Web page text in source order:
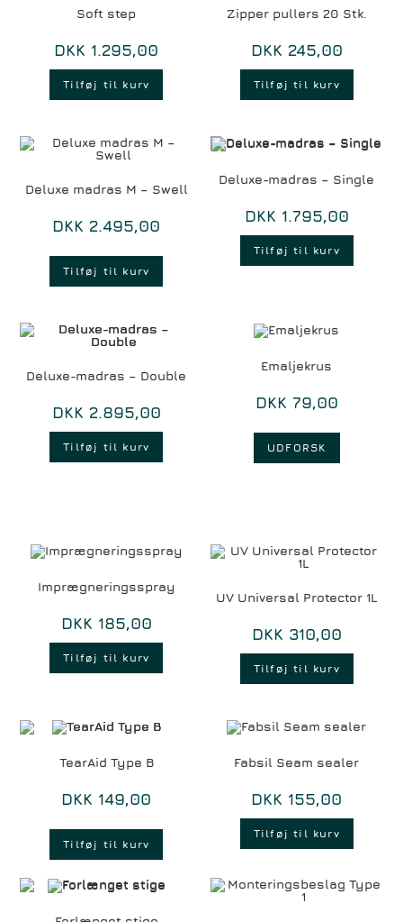
Soft step
DKK 1.295,00
Tilføj til kurv
Zipper pullers 20 Stk.
DKK 245,00
Tilføj til kurv
Deluxe madras M – Swell
DKK 2.495,00
Tilføj til kurv
Deluxe-madras – Single
DKK 1.795,00
Tilføj til kurv
Deluxe-madras – Double
DKK 2.895,00
Tilføj til kurv
Emaljekrus
DKK 79,00
UDFORSK
Imprægneringsspray
DKK 185,00
Tilføj til kurv
UV Universal Protector 1L
DKK 310,00
Tilføj til kurv
TearAid Type B
DKK 149,00
Tilføj til kurv
Fabsil Seam sealer
DKK 155,00
Tilføj til kurv